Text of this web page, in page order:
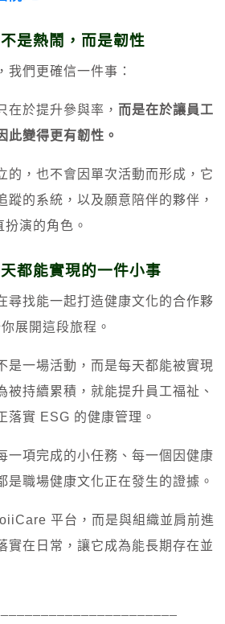
是熱鬧，而是韌性
們更確信一件事：
在於提升參與率， 而是在於讓員工
此變得更有韌性。
的，也不會因單次活動而形成， 它
蹤的系統，以及願意陪伴的夥伴，
演的角色。
都能實現的一件小事
找能一起打造健康文化的合作夥
展開這段旅程。
是一場活動，而是每天都能被實現
被持續累積，就能提升員工福祉、
落實 ESG 的健康管理。
一項完成的小任務、每一個因健康
是職場健康文化正在發生的證據。
平台，而是與組織並肩前進
實在日常，讓它成為能長期存在並